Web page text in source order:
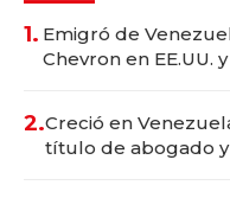
1. Emigró de
Chevron en EE.UU.
2.Creció en
título de abogado